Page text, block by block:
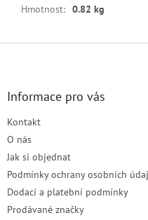
Hmotnost: 0.82 kg
Informace pro vás
Kontakt
O nás
Jak si objednat
Podmínky ochrany osobních
Dodací a platební podmínky
Prodávané značky